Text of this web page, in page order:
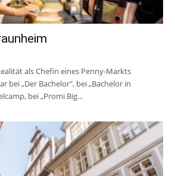
als Chefin eines Penny-Markts
bei „Der Bachelor", bei „Bachelor in
bei „Promi Big...